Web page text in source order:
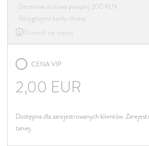
· Darmowa dostawa powyżej 200 PLN
· Rezygnujesz kiedy chcesz
Dowiedz się więcej
CENA VIP
2,00 EUR
Dostępna dla zarejestrowanych klientów.
taniej.